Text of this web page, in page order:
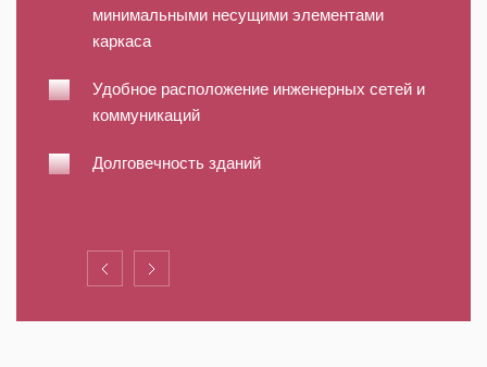
минимальными несущими элементами
каркаса
Удобное расположение инженерных сетей и
коммуникаций
Долговечность зданий